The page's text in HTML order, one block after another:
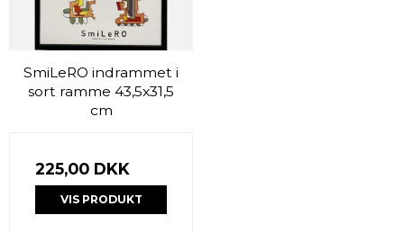
SmiLeRO indrammet i
sort ramme 43,5x31,5
cm
225,00 DKK
VIS PRODUKT